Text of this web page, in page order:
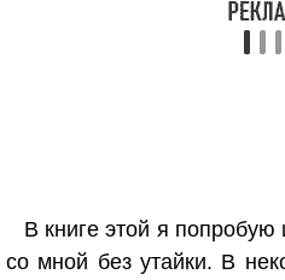
В книге этой я
со мной без утайки. В